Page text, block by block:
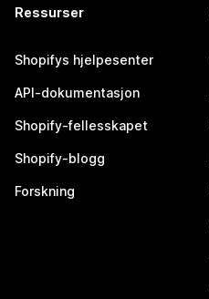
Ressurser
Shopifys hjelpesenter
API-dokumentasjon
Shopify-fellesskapet
Shopify-blogg
Forskning